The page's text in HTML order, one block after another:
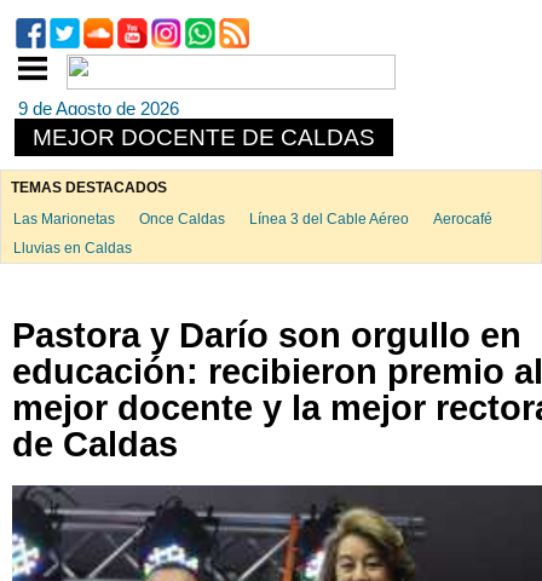
9 de Agosto de 2026
MEJOR DOCENTE DE CALDAS
TEMAS DESTACADOS
Las Marionetas
Once Caldas Línea 3 del Cable Aéreo
Aerocafé
Lluvias en Caldas
Pastora y Darío son orgullo en
educación: recibieron premio al
mejor docente y la mejor
de Caldas